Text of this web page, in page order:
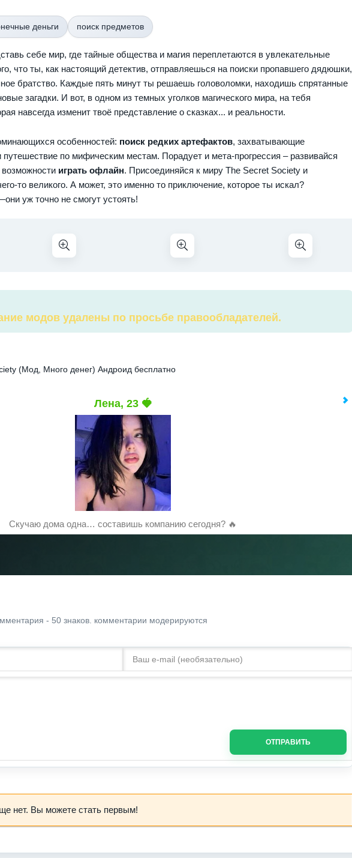
деньги поиск предметов
себе мир, где тайные общества и магия переплетаются в увлекательные
что ты, как настоящий детектив, отправляешься на поиски пропавшего дядюшки,
братство. Каждые пять минут ты решаешь головоломки, находишь спрятанные
загадки. И вот, в одном из темных уголков магического мира, на тебя
навсегда изменит твоё представление о сказках... и реальности.
особенностей: поиск редких артефактов, захватывающие
путешествие по мифическим местам. Порадует и мета-прогрессия – развивайся
играть офлайн. Присоединяйся к миру The Secret Society и
то великого. А может, это именно то приключение, которое ты искал?
уж точно не смогут устоять!
модов удалены по просьбе правообладателей.
(Мод, Много денег) Андроид бесплатно
Лена, 23 🍓
Скучаю дома одна… составишь компанию сегодня? 🔥
- 50 знаков. комментарии модерируются
ОТПРАВИТЬ
нет. Вы можете стать первым!